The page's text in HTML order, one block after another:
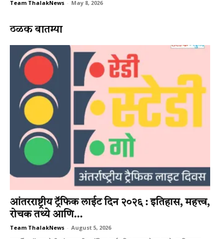
Team ThalakNews - May 8, 2026
ठळक बातम्या
आंतरराष्ट्रीय ट्रॅफिक लाईट दिन २०२६ : इतिहास, महत्त्व,
रोचक तथ्ये आणि...
Team ThalakNews - August 5, 2026